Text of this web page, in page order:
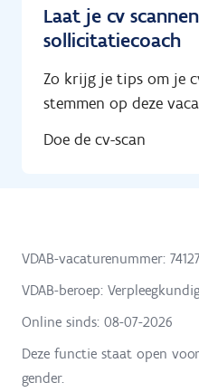
Laat je cv
sollicitatiecoach
Zo krijg je tips om je
stemmen op deze
Doe de cv-scan
VDAB-vacaturenummer:
VDAB-beroep:
Online sinds: 08-07-2026
Deze functie staat open
gender.